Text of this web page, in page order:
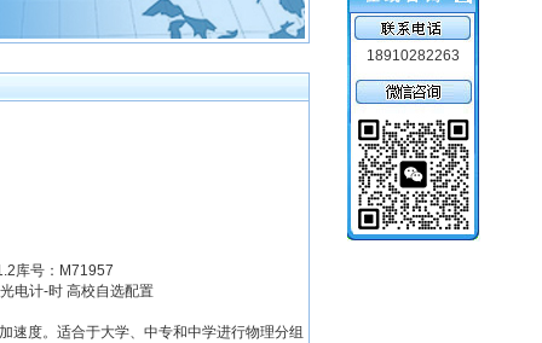
库号：M71957
电计-时 高校自选配置
速度。适合于大学、中专和中学进行物理分组
18910282263